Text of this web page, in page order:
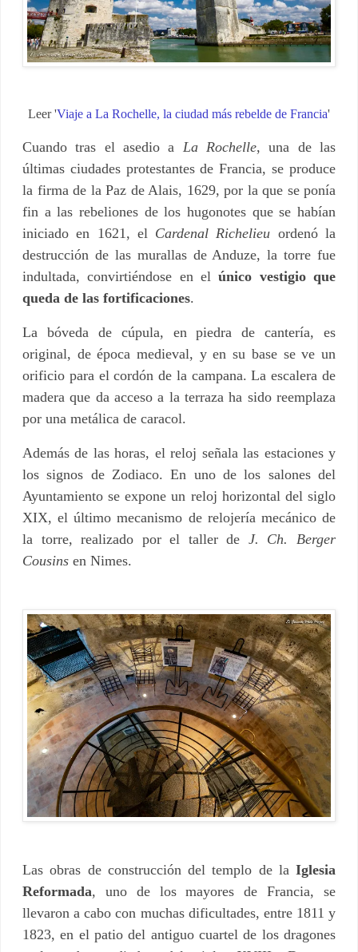
Leer 'Viaje a La Rochelle, la ciudad más rebelde de Francia'
Cuando tras el asedio a La Rochelle, una de las
últimas ciudades protestantes de Francia, se produce
la firma de la Paz de Alais, 1629, por la que se ponía
fin a las rebeliones de los hugonotes que se habían
iniciado en 1621, el Cardenal Richelieu ordenó la
destrucción de las murallas de Anduze, la torre fue
indultada, convirtiéndose en elúnico vestigio que
queda de las fortificaciones.
La bóveda de cúpula, en piedra de cantería, es
original, de época medieval, y en su base se ve un
orificio para el cordón de la campana. La escalera de
madera que da acceso a la terraza ha sido reemplaza
por una metálica de caracol.
Además de las horas, el reloj señala las estaciones y
los signos de Zodiaco. En uno de los salones del
Ayuntamiento se expone un reloj horizontal del siglo
XIX, el último mecanismo de relojería mecánico de
la torre, realizado por el taller de J. Ch. Berger
Cousins en Nimes.
Las obras de construcción del templo de la Iglesia
Reformada, uno de los mayores de Francia, se
llevaron a cabo con muchas dificultades, entre 1811 y
1823, en el patio del antiguo cuartel de los dragones